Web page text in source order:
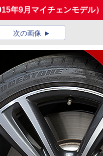
年9月マイチェンモデル）
次の画像